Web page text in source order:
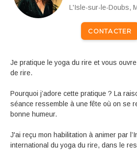
L'Isle-sur-le-Doubs,
CONTACTER
Je pratique le yoga du rire et vous
de rire.
Pourquoi j’adore cette pratique ? La
séance ressemble à une fête où on se
bonne humeur.
J'ai reçu mon habilitation à animer par
international du yoga du rire, dans le